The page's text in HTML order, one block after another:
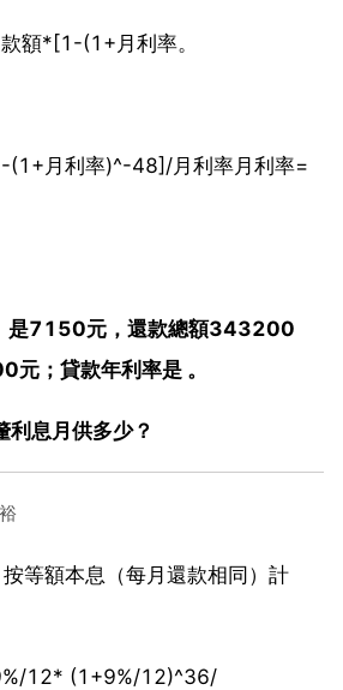
額*[1-(1+月利率。
月利率)^-48]/月利率月利率=
是7150元，還款總額343200
；貸款年利率是 。
息月供多少？
等額本息（每月還款相同）計
12* (1+9%/12)^36/